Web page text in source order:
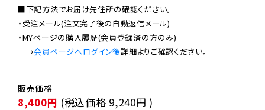
■下記方法でお届け先住所の確認ください。
・受注メール(注文完了後の自動返信メール)
・MYページの購入履歴(会員登録済の方のみ)
→会員ページへログイン後
8,400円 (税込価格 9,240円 )